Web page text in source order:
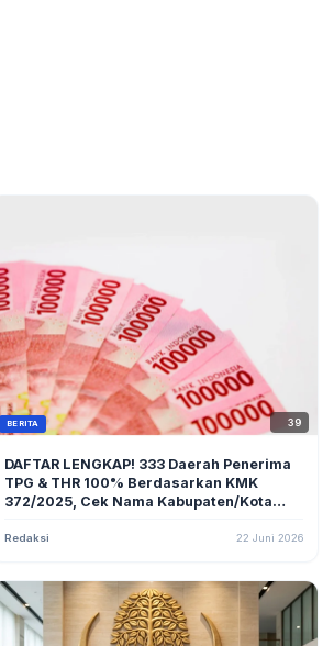
BERITA 39
DAFTAR LENGKAP! 333 Daerah Penerima
TPG & THR 100% Berdasarkan KMK
372/2025, Cek Nama Kabupaten/Kota
Redaksi 22 Juni 2026